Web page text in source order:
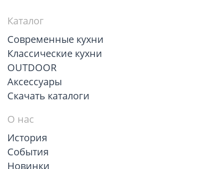
Каталог
Современные кухни
Классические кухни
OUTDOOR
Аксессуары
Скачать каталоги
О нас
История
События
Новинки